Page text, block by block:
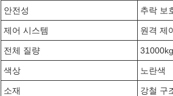
안전성 추락 보
제어 시스템 원격 제
전체 질량 31000kg
색상 노란색
소재 강철 구